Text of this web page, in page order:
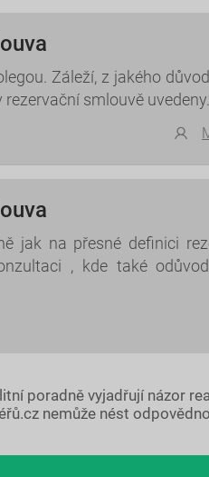
Záleží, z jakého
smlouvě
jak na přesné definici
, kde také
poradně vyjadřují názor
nemůže nést